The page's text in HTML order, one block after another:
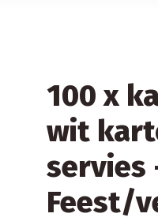
100 x
wit
servies
Feest/